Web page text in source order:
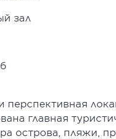
зал
перспективная
главная
острова, пляжи,